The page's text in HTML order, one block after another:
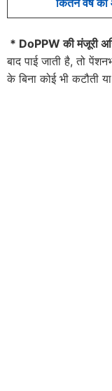
* DoPPWकी मंजूरी
बाद पाई जाती है, तो
के बिना कोई भी कटौती